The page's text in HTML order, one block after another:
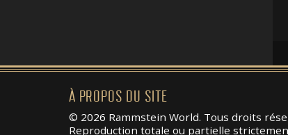
À PROPOS DU SITE
© 2026 Rammstein World. Tous droits
Reproduction totale ou partielle